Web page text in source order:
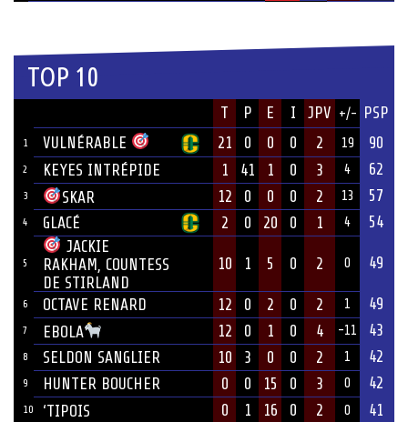
TOP 10
T P E I JPV +/- PSP
1 VULNÉRABLE 21 0 0 0 2 19 90
2 KEYES INTRÉPIDE 1 41 1 0 3 4 62
3 SKAR 12 0 0 0 2 13 57
4 GLACÉ 2 0 20 0 1 4 54
5
JACKIE
RAKHAM, COUNTESS
DE STIRLAND
10 1 5 0 2 0 49
6 OCTAVE RENARD 12 0 2 0 2 1 49
7 EBOLA 12 0 1 0 4 -11 43
8 SELDON SANGLIER 10 3 0 0 2 1 42
9 HUNTER BOUCHER 0 0 15 0 3 0 42
10 ‘TIPOIS 0 1 16 0 2 0 41